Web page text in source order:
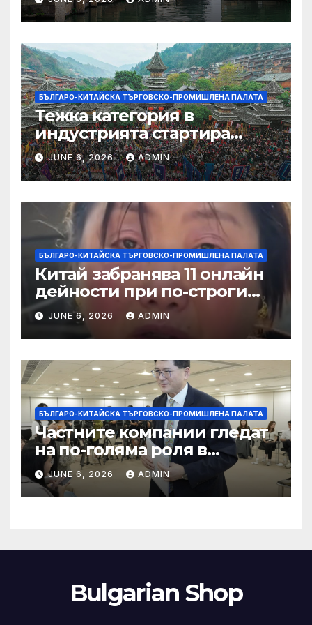
БЪЛГАРО-КИТАЙСКА ТЪРГОВСКО-ПРОМИШЛЕНА ПАЛАТА
Тежка категория в
индустрията стартира
алианс за космическа
слънчева енергия
JUNE 6, 2026 ADMIN
БЪЛГАРО-КИТАЙСКА ТЪРГОВСКО-ПРОМИШЛЕНА ПАЛАТА
Китай забранява 11 онлайн
дейности при по-строги
правила за ограничаване на
слуховете и
кибернасилниците
JUNE 6, 2026 ADMIN
БЪЛГАРО-КИТАЙСКА ТЪРГОВСКО-ПРОМИШЛЕНА ПАЛАТА
Частните компании гледат
на по-голяма роля в
стратегическата
енергетика
JUNE 6, 2026 ADMIN
Bulgarian Shop